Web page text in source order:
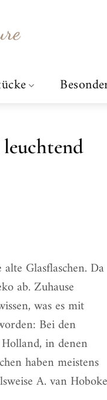
Glasflaschen. Da
ab. Zuhause
was es mit
Bei den
in denen
haben meistens
A. van